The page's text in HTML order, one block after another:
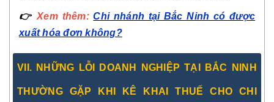
👉Xem thêm:Chi nhánh tại Bắc Ninh có được
xuất hóa đơn không?
VII. NHỮNG LỖI DOANH NGHIỆP TẠI BẮC NINH
THƯỜNG GẶP KHI KÊ KHAI THUẾ CHO CHI